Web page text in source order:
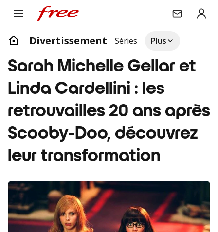
Divertissement Séries Plus
Sarah Michelle Gellar et
Linda Cardellini : les
retrouvailles 20 ans après
Scooby-Doo, découvrez
leur transformation